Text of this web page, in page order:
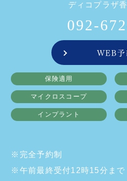
ディコプラザ
092-
WEB
保険適用
マイクロスコープ
インプラント
※完全予約制
※午前最終受付12時15分まで